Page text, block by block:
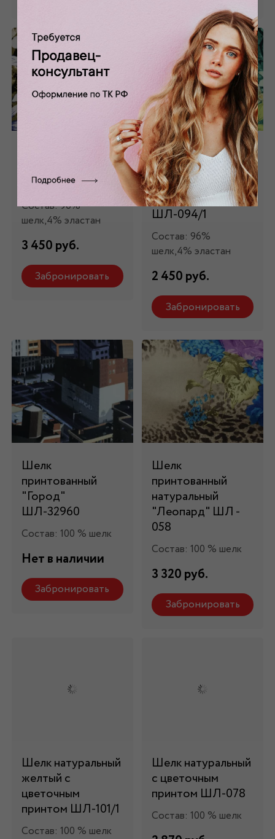
Шелк натуральный
принтом ШЛ-094
Состав: 96%
шелк,4% эластан
3 450 руб.
Забронировать
Шелк натуральный
зеленый с крупным
цветочным
принтом
ШЛ-094/1
Состав: 96%
шелк,4% эластан
2 450 руб.
Забронировать
Шелк
принтованный
"Город"
ШЛ-32960
Состав: 100 % шелк
Нет в наличии
Забронировать
Шелк
принтованный
натуральный
"Леопард" ШЛ -
058
Состав: 100 % шелк
3 320 руб.
Забронировать
Шелк натуральный
желтый с
цветочным
принтом ШЛ-101/1
Состав: 100 % шелк
Шелк натуральный
с цветочным
принтом ШЛ-078
Состав: 100 % шелк